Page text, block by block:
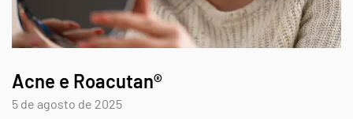
Acne e Roacutan®
5 de agosto de 2025